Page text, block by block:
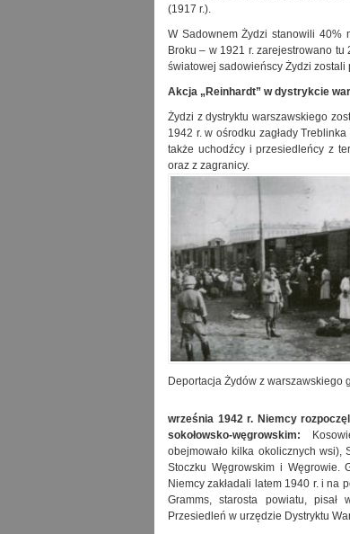
(1917 r.).
W Sadownem Żydzi stanowili 40%
Broku – w 1921 r. zarejestrowano tu
światowej sadowieńscy Żydzi
Akcja „Reinhardt” w dystrykcie
Żydzi z dystryktu warszawskiego
1942 r. w ośrodku zagłady
także uchodźcy i przesiedleńcy z
oraz z zagranicy.
Deportacja Żydów z warszawskiego
września 1942 r. Niemcy
sokołowsko-węgrowskim:
obejmowało kilka okolicznych wsi),
Stoczku Węgrowskim i Węgrowie.
Niemcy zakładali latem 1940 r. i na
Gramms, starosta powiatu, pisał
Przesiedleń w urzędzie Dystryktu